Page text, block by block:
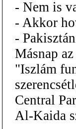
- Nem is
- Akkor
-
Másnap
"Iszlám
Central
Al-Kaida